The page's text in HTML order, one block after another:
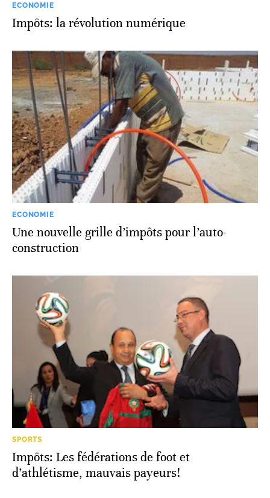
ECONOMIE
Impôts: la révolution numérique
ECONOMIE
Une nouvelle grille d’impôts pour l’auto-
construction
SPORTS
Impôts: Les fédérations de foot et
d’athlétisme, mauvais payeurs!